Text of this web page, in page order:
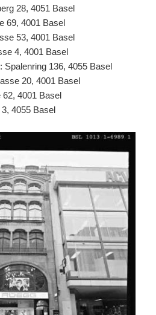
28, 4051 Basel
69, 4001 Basel
53, 4001 Basel
4, 4001 Basel
: Spalenring 136, 4055 Basel
20, 4001 Basel
4001 Basel
4055 Basel